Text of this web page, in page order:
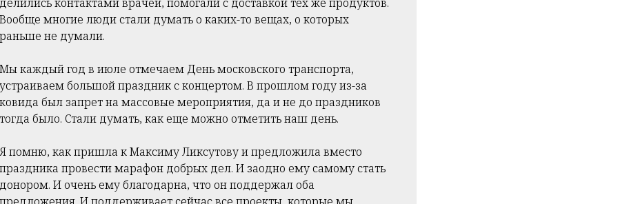
Вообще многие люди стали думать о каких-то вещах, о которых
раньше не думали.
Мы каждый год в июле отмечаем День московского транспорта,
устраиваем большой праздник с концертом. В прошлом году из-за
ковида был запрет на массовые мероприятия, да и не до праздников
тогда было. Стали думать, как еще можно отметить наш день.
Я помню, как пришла к Максиму Ликсутову и предложила вместо
праздника провести марафон добрых дел. И заодно ему самому стать
донором. И очень ему благодарна, что он поддержал оба
предложения. И поддерживает сейчас все проекты, которые мы